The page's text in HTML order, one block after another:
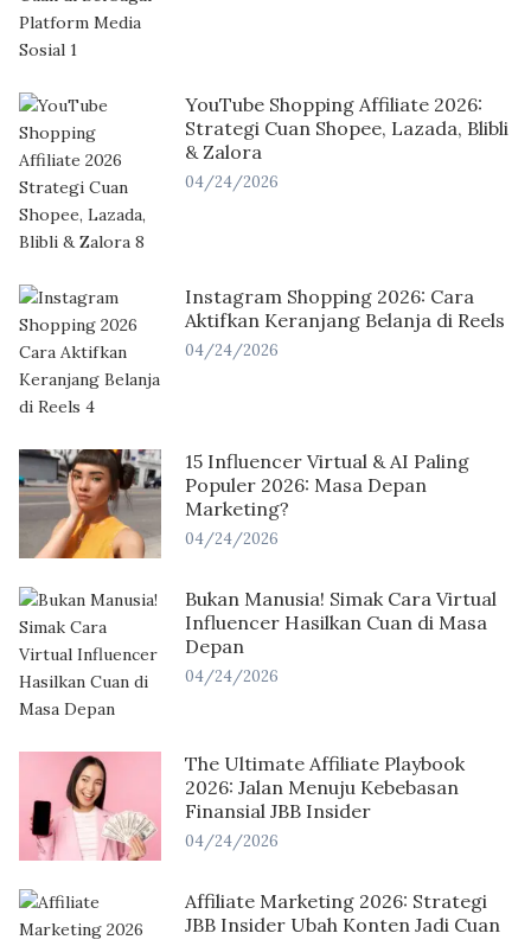
YouTube Shopping Affiliate 2026:
Strategi Cuan Shopee, Lazada, Blibli
& Zalora
04/24/2026
Instagram Shopping 2026: Cara
Aktifkan Keranjang Belanja di Reels
04/24/2026
15 Influencer Virtual & AI Paling
Populer 2026: Masa Depan
Marketing?
04/24/2026
Bukan Manusia! Simak Cara Virtual
Influencer Hasilkan Cuan di Masa
Depan
04/24/2026
The Ultimate Affiliate Playbook
2026: Jalan Menuju Kebebasan
Finansial JBB Insider
04/24/2026
Affiliate Marketing 2026: Strategi
JBB Insider Ubah Konten Jadi Cuan